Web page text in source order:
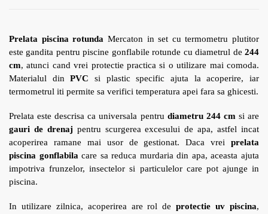
Prelata piscina rotunda Mercaton in set cu termometru plutitor
este gandita pentru piscine gonflabile rotunde cu diametrul de 244
cm, atunci cand vrei protectie practica si o utilizare mai comoda.
Materialul dinPVC si plastic specific ajuta la acoperire, iar
termometrul iti permite sa verifici temperatura apei fara sa ghicesti.
Prelata este descrisa ca universala pentru diametru 244 cm si are
gauri de drenaj pentru scurgerea excesului de apa, astfel incat
acoperirea ramane mai usor de gestionat. Daca vrei prelata
piscina gonflabila care sa reduca murdaria din apa, aceasta ajuta
impotriva frunzelor, insectelor si particulelor care pot ajunge in
piscina.
In utilizare zilnica, acoperirea are rol deprotectie uv piscina,